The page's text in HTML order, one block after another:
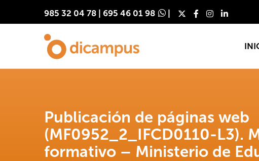
985 32 04 78 695 46 01 98
Publicación de páginas web
(MF0952_2_IFCD0110-L3).
formativo – Ministerio de